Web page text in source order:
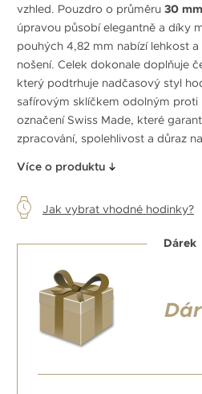
vzhled. Pouzdro o průměru 30 mm
úpravou působí elegantně a díky
pouhých 4,82 mm nabízí lehkost
nošení. Celek dokonale doplňuje
který podtrhuje nadčasový styl
safírovým sklíčkem odolným proti
označení Swiss Made, které
zpracování, spolehlivost a důraz
Více o produktu
Jak vybrat vhodné hodinky?
Dárek